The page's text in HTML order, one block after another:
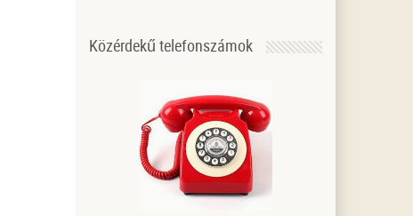
Közérdekű telefonszámok